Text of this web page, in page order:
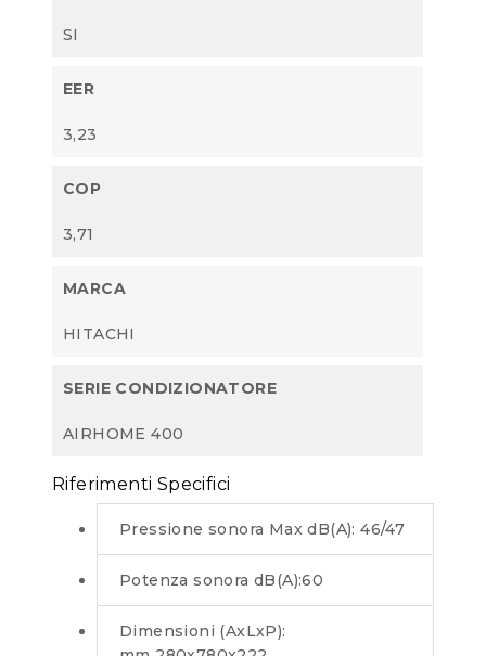
SI
EER
3,23
COP
3,71
MARCA
HITACHI
SERIE CONDIZIONATORE
AIRHOME 400
Riferimenti Specifici
Pressione sonora Max dB(A): 46/47
Potenza sonora dB(A):60
Dimensioni (AxLxP):